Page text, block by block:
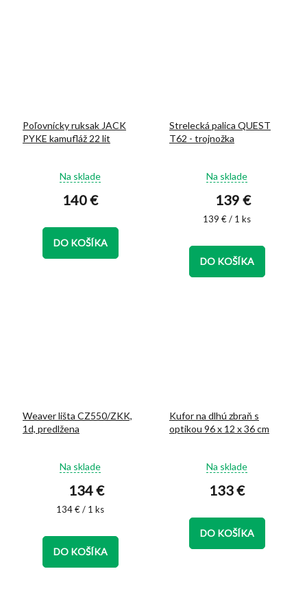
Poľovnícky ruksak JACK
PYKE kamufláž 22 lit
Priemerné
hodnotenie
produktu
z
5
Na sklade
140 €
DO KOŠÍKA
Strelecká palica QUEST
T62 - trojnožka
Priemerné
hodnotenie
produktu
4,9
hviezdičiek.
Na sklade
139 €
Jednotková
139 € / 1 ks
DO KOŠÍKA
Weaver lišta CZ550/ZKK,
1d, predlžena
Priemerné
hodnotenie
produktu
5,0
hviezdičiek.
Na sklade
134 €
Jednotková
134 € / 1 ks
DO KOŠÍKA
Kufor na dlhú zbraň s
optikou 96 x 12 x 36 cm
Priemerné
hodnotenie
produktu
5,0
z
Na sklade
133 €
DO KOŠÍKA